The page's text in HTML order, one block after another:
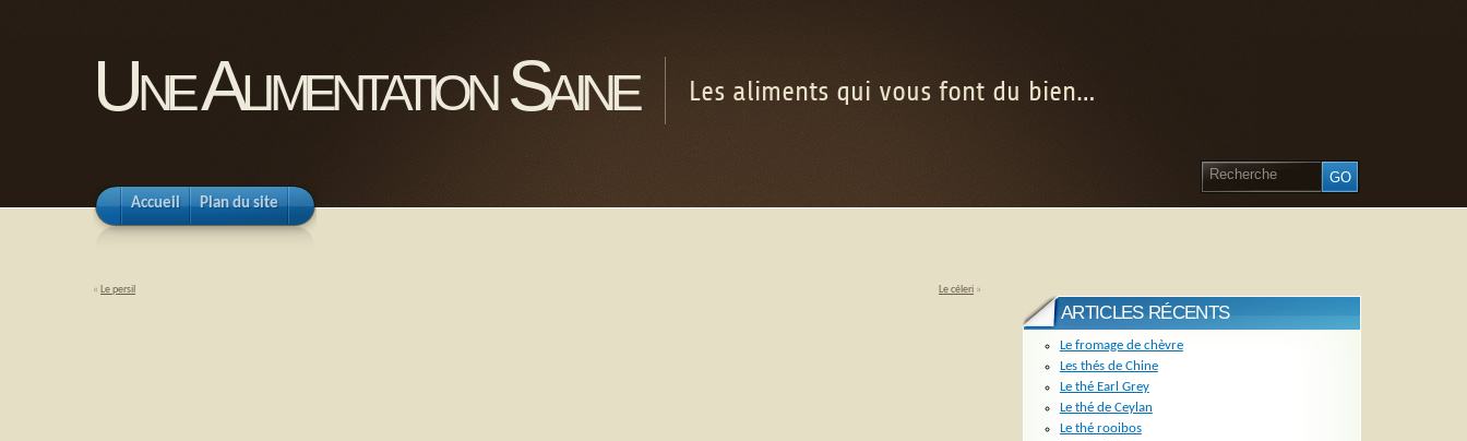
Une Alimentation Saine Les aliments qui vous font du bien…
Accueil Plan du site
« Le persil Le céleri »
ARTICLES RÉCENTS
Le fromage de chèvre
Les thés de Chine
Le thé Earl Grey
Le thé de Ceylan
Le thé rooibos